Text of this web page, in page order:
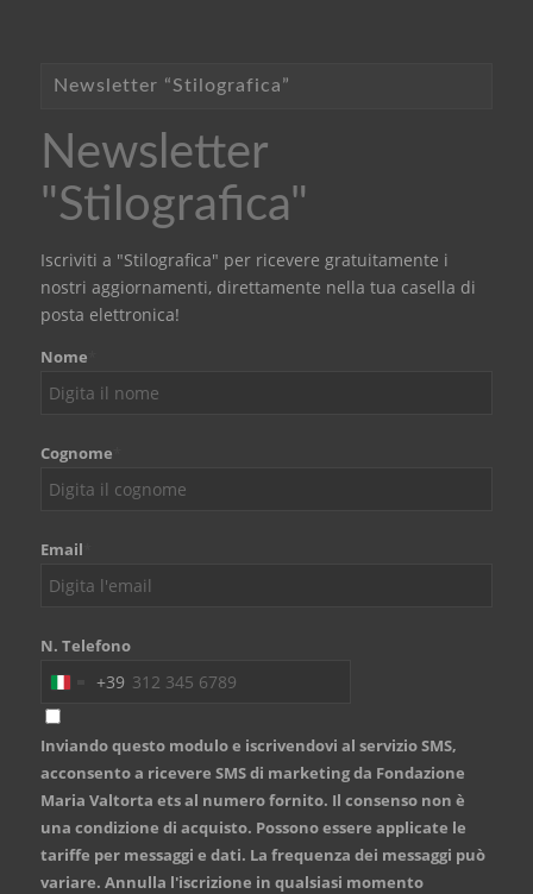
Newsletter “Stilografica”
Newsletter
"Stilografica"
Iscriviti a "Stilografica" per ricevere gratuitamente i
nostri aggiornamenti, direttamente nella tua casella di
posta elettronica!
Nome
Cognome
Email
N. Telefono
Italy
+39
+39
Inviando questo modulo e iscrivendovi al servizio SMS,
acconsento a ricevere SMS di marketing da Fondazione
Maria Valtorta ets al numero fornito. Il consenso non è
una condizione di acquisto. Possono essere applicate le
tariffe per messaggi e dati. La frequenza dei messaggi può
variare. Annulla l'iscrizione in qualsiasi momento